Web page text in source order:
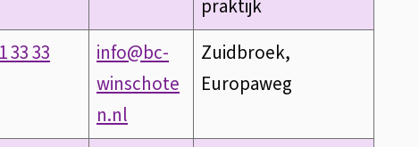
praktijk
33 33
info@bc-
winschote
n.nl
Zuidbroek,
Europaweg